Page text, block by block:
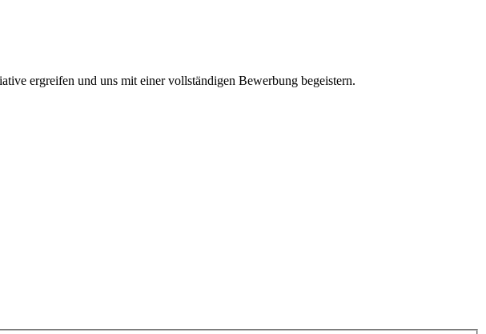
ergreifen und uns mit einer vollständigen Bewerbung begeistern.